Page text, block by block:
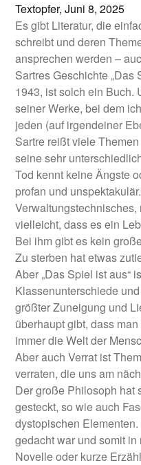
Textopfer,Juni 8, 2025
Es gibt Literatur, die
schreibt und deren
ansprechen werden –
Sartres Geschichte „Das
1943, ist solch ein Buch.
seiner Werke, bei dem
jeden (auf irgendeiner
Sartre reißt viele
seine sehr
Tod kennt keine Ängste
profan und
vielleicht, dass es ein
Bei ihm gibt es kein
Zu sterben hat etwas
Aber „Das Spiel ist aus“
Klassenunterschiede
größter Zuneigung und
überhaupt gibt, dass
immer die Welt der
Aber auch Verrat ist
verraten, die uns am
Der große Philosoph hat
gesteckt, so wie auch
dystopischen
gedacht war und somit
Novelle oder kurze